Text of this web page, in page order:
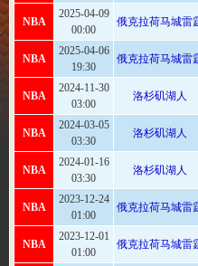
NBA
2025-04-09
00:00
俄克拉荷马城雷
NBA
2025-04-06
19:30
俄克拉荷马城雷
NBA
2024-11-30
03:00
洛杉矶湖人
NBA
2024-03-05
03:30
洛杉矶湖人
NBA
2024-01-16
03:30
洛杉矶湖人
NBA
2023-12-24
01:00
俄克拉荷马城雷
NBA
2023-12-01
01:00
俄克拉荷马城雷